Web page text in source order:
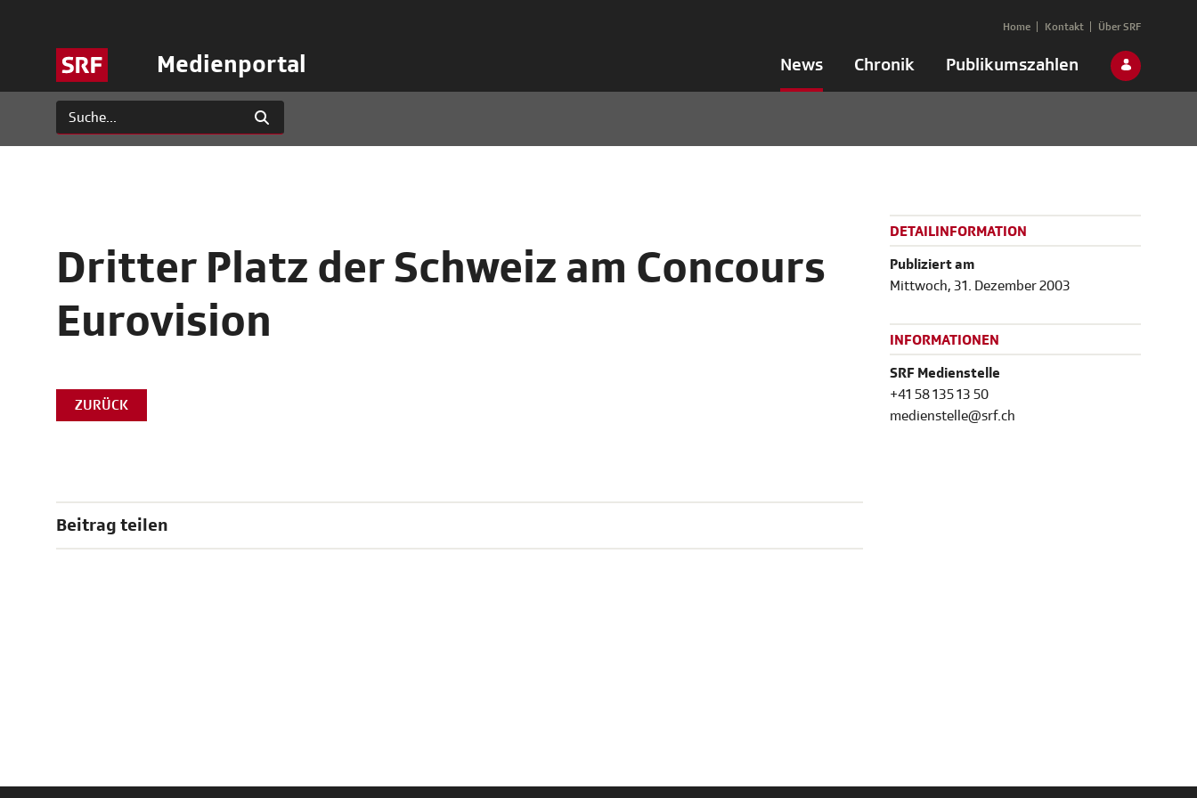
Medienportal News Chronik Publikumszahlen
Home Kontakt Über SRF
Dritter Platz der Schweiz am Concours
Eurovision
ZURÜCK
Beitrag teilen
DETAILINFORMATION
Publiziert am
Mittwoch, 31. Dezember 2003
INFORMATIONEN
SRF Medienstelle
+41 58 135 13 50
medienstelle@srf.ch